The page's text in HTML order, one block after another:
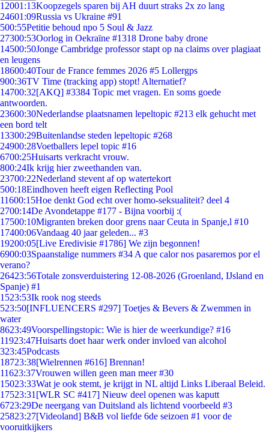
12001:13Koopzegels sparen bij AH duurt straks 2x zo lang
24601:09Russia vs Ukraine #91
500:55Petitie behoud npo 5 Soul & Jazz
27300:53Oorlog in Oekraïne #1318 Drone baby drone
14500:50Jonge Cambridge professor stapt op na claims over plagiaat
en leugens
18600:40Tour de France femmes 2026 #5 Lollergps
900:36TV Time (tracking app) stopt! Alternatief?
14700:32[AKQ] #3384 Topic met vragen. En soms goede
antwoorden.
23600:30Nederlandse plaatsnamen lepeltopic #213 elk gehucht met
een bord telt
13300:29Buitenlandse steden lepeltopic #268
24900:28Voetballers lepel topic #16
6700:25Huisarts verkracht vrouw.
800:24Ik krijg hier zweethanden van.
23700:22Nederland stevent af op watertekort
500:18Eindhoven heeft eigen Reflecting Pool
11600:15Hoe denkt God echt over homo-seksualiteit? deel 4
2700:14De Avondetappe #177 - Bijna voorbij :(
17500:10Migranten breken door grens naar Ceuta in Spanje,l #10
17400:06Vandaag 40 jaar geleden... #3
19200:05[Live Eredivisie #1786] We zijn begonnen!
6900:03Spaanstalige nummers #34 A que calor nos pasaremos por el
verano?
26423:56Totale zonsverduistering 12-08-2026 (Groenland, IJsland en
Spanje) #1
1523:53Ik rook nog steeds
523:50[INFLUENCERS #297] Toetjes & Bevers & Zwemmen in
water
8623:49Voorspellingstopic: Wie is hier de weerkundige? #16
11923:47Huisarts doet haar werk onder invloed van alcohol
323:45Podcasts
18723:38[Wielrennen #616] Brennan!
11623:37Vrouwen willen geen man meer #30
15023:33Wat je ook stemt, je krijgt in NL altijd Links Liberaal Beleid.
17523:31 [WLR SC #417] Nieuw deel openen was kaputt
6723:29De neergang van Duitsland als lichtend voorbeeld #3
25823:27[Videoland] B&B vol liefde 6de seizoen #1 voor de
vooruitkijkers